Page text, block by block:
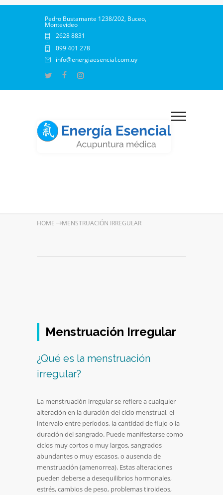
Pedro Bustamante 1238/202, Buceo,
Montevideo
2628 8831
·
099 401 278
info@energiaesencial.com.uy
HOME MENSTRUACIÓN IRREGULAR
Menstruación Irregular
¿Qué es la menstruación
irregular?
La menstruación irregular se refiere a cualquier
alteración en la duración del ciclo menstrual, el
intervalo entre períodos, la cantidad de flujo o la
duración del sangrado. Puede manifestarse como
ciclos muy cortos o muy largos, sangrados
abundantes o muy escasos, o ausencia de
menstruación (amenorrea). Estas alteraciones
pueden deberse a desequilibrios hormonales,
estrés, cambios de peso, problemas tiroideos,